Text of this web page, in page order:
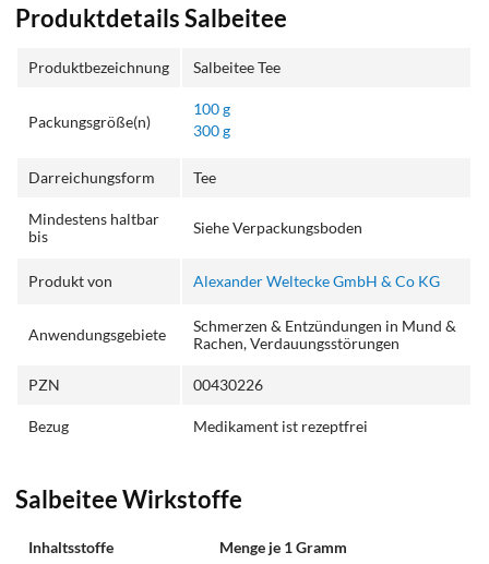
Produktdetails Salbeitee
Produktbezeichnung Salbeitee Tee
Packungsgröße(n)
100 g
300 g
Darreichungsform Tee
Mindestens haltbar
bis
Siehe Verpackungsboden
Produkt von Alexander Weltecke GmbH & Co KG
Anwendungsgebiete
Schmerzen & Entzündungen in Mund &
Rachen, Verdauungsstörungen
PZN 00430226
Bezug Medikament ist rezeptfrei
Salbeitee Wirkstoffe
Inhaltsstoffe Menge je 1 Gramm